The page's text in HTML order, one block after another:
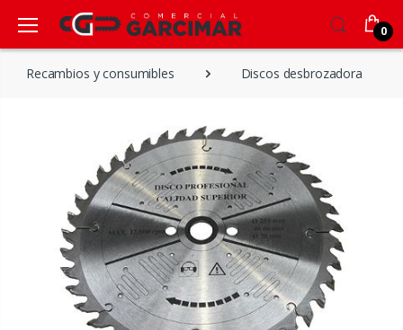
0
Recambios y consumibles Discos desbrozadora